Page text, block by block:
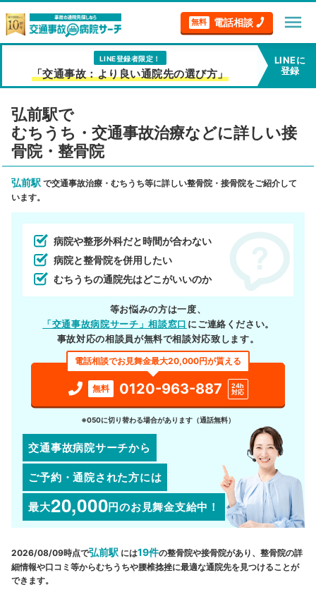
無料 電話相談 menu
LINE登録者限定！
「交通事故：より良い通院先の選び方」
LINEに
登録
弘前駅で
むちうち・交通事故治療などに詳しい接
骨院・整骨院
弘前駅 で交通事故治療・むちうち等に詳しい整骨院・接骨院をご紹介して
います。
病院や整形外科だと時間が合わない
病院と整骨院を併用したい
むちうちの通院先はどこがいいのか
等お悩みの方は一度、
「交通事故病院サーチ」相談窓口 にご連絡ください。
事故対応の相談員が無料で相談対応致します。
電話相談でお見舞金最大20,000円が貰える
無料 0120-963-887
24h
対応
※050に切り替わる場合があります（通話無料）
交通事故病院サーチから
ご予約・通院された方には
最大20,000円のお見舞金支給中！
2026/08/09時点で弘前駅 には19件の整骨院や接骨院があり、整骨院の詳
細情報や口コミ等からむちうちや腰椎捻挫に最適な通院先を見つけることが
できます。